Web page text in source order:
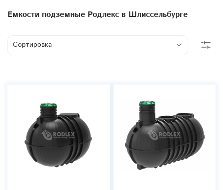
Емкости подземные Родлекс в Шлиссельбурге